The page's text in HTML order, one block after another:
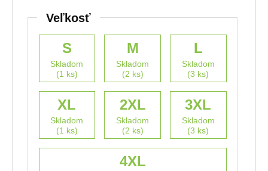
Veľkosť
S
Skladom
(1 ks)
M
Skladom
(2 ks)
L
Skladom
(3 ks)
XL
Skladom
(1 ks)
2XL
Skladom
(2 ks)
3XL
Skladom
(3 ks)
4XL